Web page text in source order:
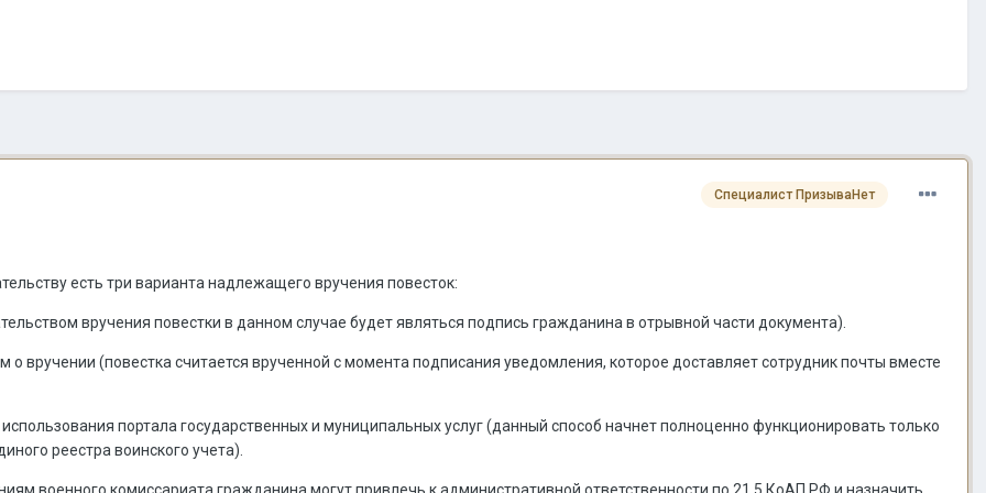
Специалист ПризываНет
есть три варианта надлежащего вручения повесток:
вручения повестки в данном случае будет являться подпись гражданина в отрывной части документа).
вручении (повестка считается врученной с момента подписания уведомления, которое доставляет сотрудник почты вместе
портала государственных и муниципальных услуг (данный способ начнет полноценно функционировать только
реестра воинского учета).
военного комиссариата гражданина могут привлечь к административной ответственности по 21.5 КоАП РФ и назначить